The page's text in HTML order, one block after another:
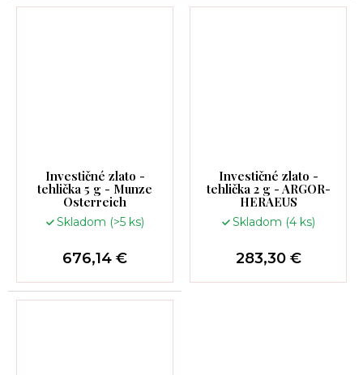
Investičné zlato -
tehlička 5 g - Munze
Osterreich
Skladom (>5 ks)
676,14 €
Investičné zlato -
tehlička 2 g - ARGOR-
HERAEUS
Skladom (4 ks)
283,30 €